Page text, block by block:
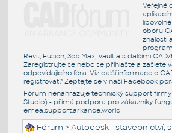
Veřejné
oboru
znalosti
Revit, Fusion, 3ds Max, Vault a s dalšími
Zaregistrujte se nebo se přihlašte a zašlete
odpovídajícího fóra. Viz další informace o
registrovat? Zeptejte se v naší Facebook
Fórum nenahrazuje technický support firmy
Studio) - přímá podpora pro zákazníky
emea.support.arkance.world
Fórum >Autodesk - stavebnictví,